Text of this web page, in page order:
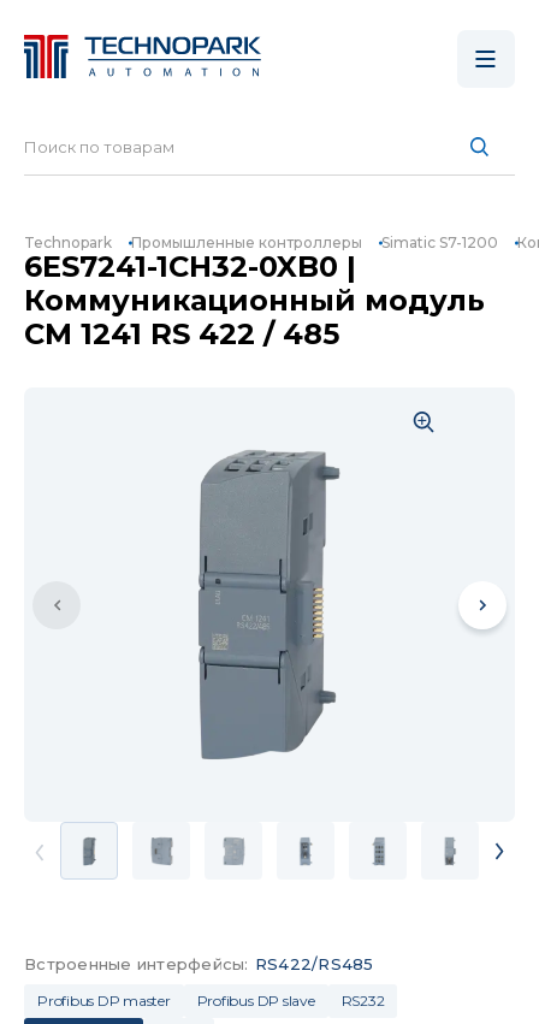
Technopark Промышленные контроллеры Simatic S7-1200
6ES7241-1CH32-0XB0 |
Коммуникационный модуль
CM 1241 RS 422 / 485
Встроенные интерфейсы: RS422/RS485
Profibus DP master Profibus DP slave
RS232